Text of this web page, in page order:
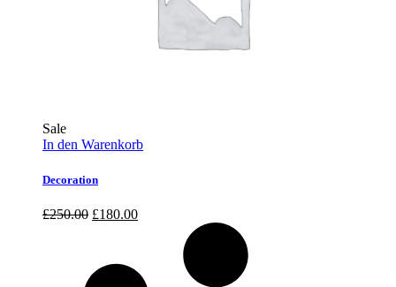
Sale
In den Warenkorb
Decoration
£250.00 Ursprünglicher
£250.00
£180.00Aktueller
£180.00.